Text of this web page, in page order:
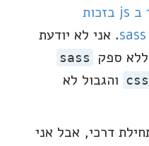
שמדבר על דעיכת הצורך ב js בזכות
. אני לא יודעת
ספק
sass
css והגבול לא
דרכי, אבל אני